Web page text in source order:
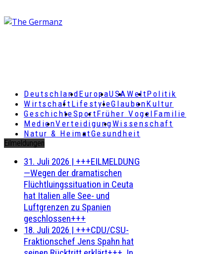
DeutschlandEuropaUSAWeltPolitik
Wirtschaft LifestyleGlaubenKultur
GeschichteSportFrüher Vogel Familie
MedienVerteidigungWissenschaft
Natur & HeimatGesundheit
Eilmeldungen
31. Juli 2026 | +++EILMELDUNG
—Wegen der dramatischen
Flüchtluingssituation in Ceuta
hat Italien alle See- und
Luftgrenzen zu Spanien
geschlossen+++
18. Juli 2026 | +++CDU/CSU-
Fraktionschef Jens Spahn hat